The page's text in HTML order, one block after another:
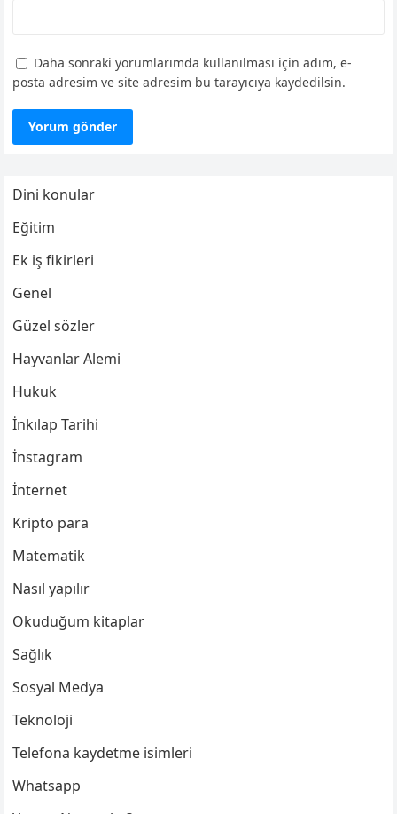
Daha sonraki yorumlarımda kullanılması için adım, e-
posta adresim ve site adresim bu tarayıcıya kaydedilsin.
Dini konular
Eğitim
Ek iş fikirleri
Genel
Güzel sözler
Hayvanlar Alemi
Hukuk
İnkılap Tarihi
İnstagram
İnternet
Kripto para
Matematik
Nasıl yapılır
Okuduğum kitaplar
Sağlık
Sosyal Medya
Teknoloji
Telefona kaydetme isimleri
Whatsapp